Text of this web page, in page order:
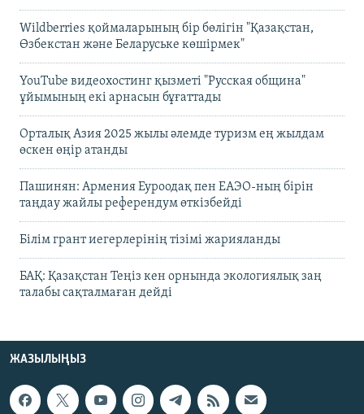
Wildberries қоймаларының бір бөлігін "Қазақстан,
Өзбекстан және Беларуське көшірмек"
YouTube видеохостинг қызметі "Русская община"
ұйымының екі арнасын бұғаттады
Орталық Азия 2025 жылы әлемде туризм ең жылдам
өскен өңір атанды
Пашинян: Армения Еуроодақ пен ЕАЭО-ның бірін
таңдау жайлы референдум өткізбейді
Білім грант иегерлерінің тізімі жарияланды
БАҚ: Қазақстан Теңіз кен орнында экологиялық заң
талабы сақталмаған дейді
ЖАЗЫЛЫҢЫЗ